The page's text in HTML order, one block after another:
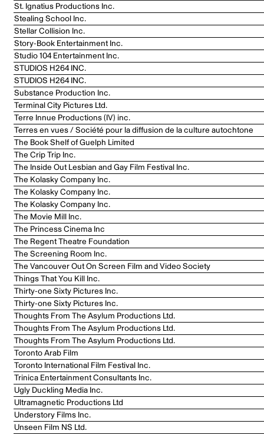
St. Ignatius Productions Inc.
Stealing School Inc.
Stellar Collision Inc.
Story-Book Entertainment Inc.
Studio 104 Entertainment Inc.
STUDIOS H264 INC.
STUDIOS H264 INC.
Substance Production Inc.
Terminal City Pictures Ltd.
Terre Innue Productions (IV) inc.
Terres en vues / Société pour la diffusion de la culture autochtone
The Book Shelf of Guelph Limited
The Crip Trip Inc.
The Inside Out Lesbian and Gay Film Festival Inc.
The Kolasky Company Inc.
The Kolasky Company Inc.
The Kolasky Company Inc.
The Movie Mill Inc.
The Princess Cinema Inc
The Regent Theatre Foundation
The Screening Room Inc.
The Vancouver Out On Screen Film and Video Society
Things That You Kill Inc.
Thirty-one Sixty Pictures Inc.
Thirty-one Sixty Pictures Inc.
Thoughts From The Asylum Productions Ltd.
Thoughts From The Asylum Productions Ltd.
Thoughts From The Asylum Productions Ltd.
Toronto Arab Film
Toronto International Film Festival Inc.
Trinica Entertainment Consultants Inc.
Ugly Duckling Media Inc.
Ultramagnetic Productions Ltd
Understory Films Inc.
Unseen Film NS Ltd.